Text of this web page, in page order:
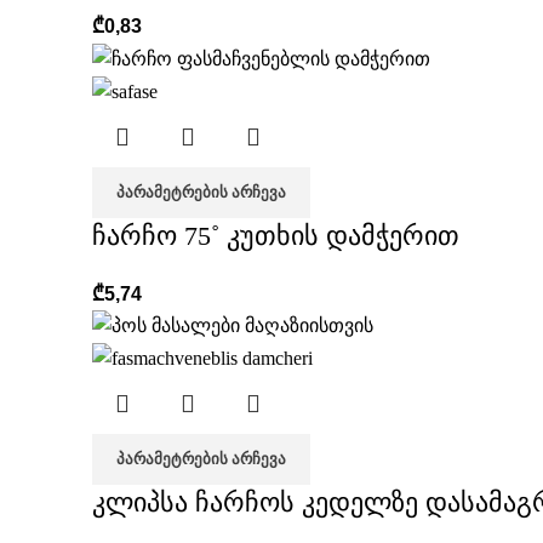
₾0,83
ᲞᲐᲠᲐᲛᲔᲢᲠᲔᲑᲘᲡ ᲐᲠᲩᲔᲕᲐ
ჩარჩო 75˚ კუთხის დამჭერით
₾5,74
ᲞᲐᲠᲐᲛᲔᲢᲠᲔᲑᲘᲡ ᲐᲠᲩᲔᲕᲐ
კლიპსა ჩარჩოს კედელზე